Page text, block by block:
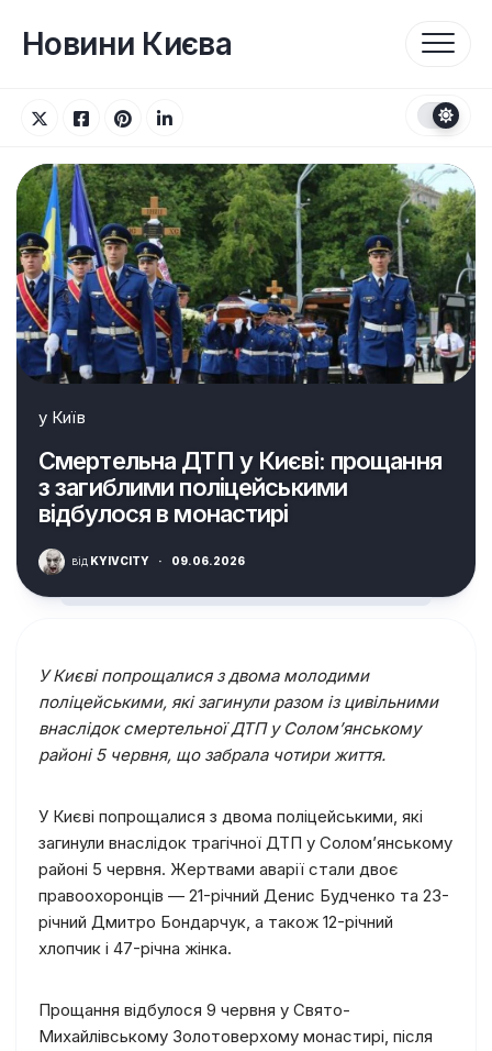
вмістуНовини Києва
у Київ
Смертельна ДТП у Києві: прощання
з загиблими поліцейськими
відбулося в монастирі
від KYIVCITY · 09.06.2026
У Києві попрощалися з двома молодими
поліцейськими, які загинули разом із цивільними
внаслідок смертельної ДТП у Солом’янському
районі 5 червня, що забрала чотири життя.
У Києві попрощалися з двома поліцейськими, які
загинули внаслідок трагічної ДТП у Солом’янському
районі 5 червня. Жертвами аварії стали двоє
правоохоронців — 21-річний Денис Будченко та 23-
річний Дмитро Бондарчук, а також 12-річний
хлопчик і 47-річна жінка.
Прощання відбулося 9 червня у Свято-
Михайлівському Золотоверхому монастирі, після